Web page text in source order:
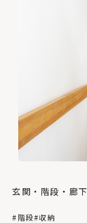
玄関・階段・廊下
#階段#収納